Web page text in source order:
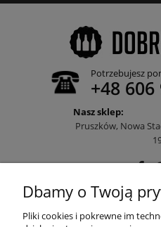
Potrzebujesz
+48 606
Nasz sklep:
Pruszków, Nowa
Dbamy o Twoją
Pliki cookies i pokrewne im